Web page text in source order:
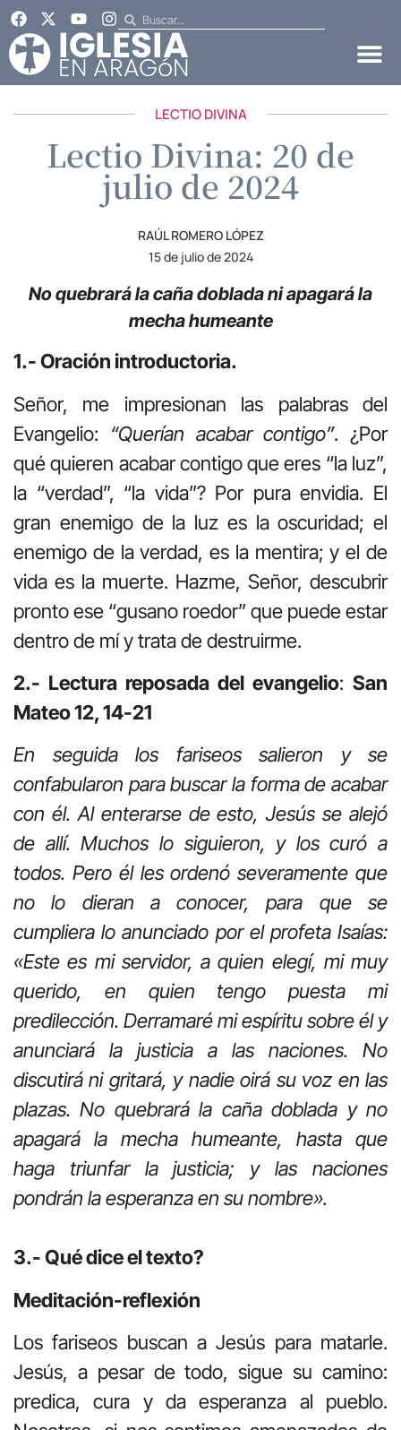
LECTIO DIVINA
Lectio Divina: 20 de
julio de 2024
RAÚL ROMERO LÓPEZ
15 de julio de 2024
No quebrará la caña doblada ni apagará la
mecha humeante
1.- Oración introductoria.
Señor, me impresionan las palabras del
Evangelio: “Querían acabar contigo”. ¿Por
qué quieren acabar contigo que eres “la luz”,
la “verdad”, “la vida”? Por pura envidia. El
gran enemigo de la luz es la oscuridad; el
enemigo de la verdad, es la mentira; y el de
vida es la muerte. Hazme, Señor, descubrir
pronto ese “gusano roedor” que puede estar
dentro de mí y trata de destruirme.
2.- Lectura reposada del evangelio: San
Mateo 12, 14-21
En seguida los fariseos salieron y se
confabularon para buscar la forma de acabar
con él. Al enterarse de esto, Jesús se alejó
de allí. Muchos lo siguieron, y los curó a
todos. Pero él les ordenó severamente que
no lo dieran a conocer, para que se
cumpliera lo anunciado por el profeta Isaías:
«Este es mi servidor, a quien elegí, mi muy
querido, en quien tengo puesta mi
predilección. Derramaré mi espíritu sobre él y
anunciará la justicia a las naciones. No
discutirá ni gritará, y nadie oirá su voz en las
plazas. No quebrará la caña doblada y no
apagará la mecha humeante, hasta que
haga triunfar la justicia; y las naciones
pondrán la esperanza en su nombre».
3.- Qué dice el texto?
Meditación-reflexión
Los fariseos buscan a Jesús para matarle.
Jesús, a pesar de todo, sigue su camino:
predica, cura y da esperanza al pueblo.